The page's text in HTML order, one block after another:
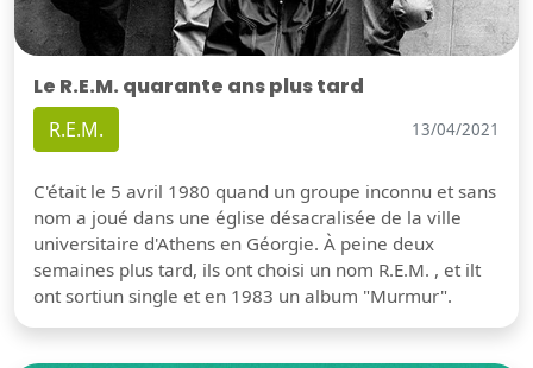
Le R.E.M. quarante ans plus tard
R.E.M. 13/04/2021
C'était le 5 avril 1980 quand un groupe inconnu et sans
nom a joué dans une église désacralisée de la ville
universitaire d'Athens en Géorgie. À peine deux
semaines plus tard, ils ont choisi un nom R.E.M. , et ilt
ont sortiun single et en 1983 un album "Murmur".